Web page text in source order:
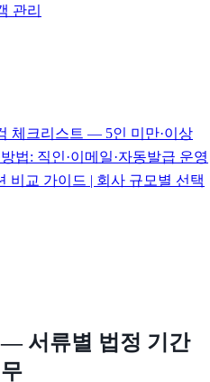
관리
체크리스트 — 5인 미만·이상
법: 직인·이메일·자동발급 운영
비교 가이드 | 회사 규모별 선택
서류별 법정 기간